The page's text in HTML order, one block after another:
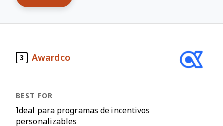
3 Awardco
Ideal para programas de incentivos
personalizables